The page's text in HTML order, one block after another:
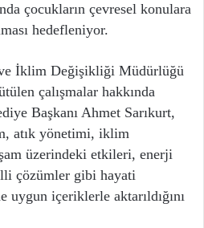
çocukların çevresel konulara
hedefleniyor.
İklim Değişikliği Müdürlüğü
çalışmalar hakkında
Başkanı Ahmet Sarıkurt,
atık yönetimi, iklim
üzerindeki etkileri, enerji
çözümler gibi hayati
uygun içeriklerle aktarıldığını